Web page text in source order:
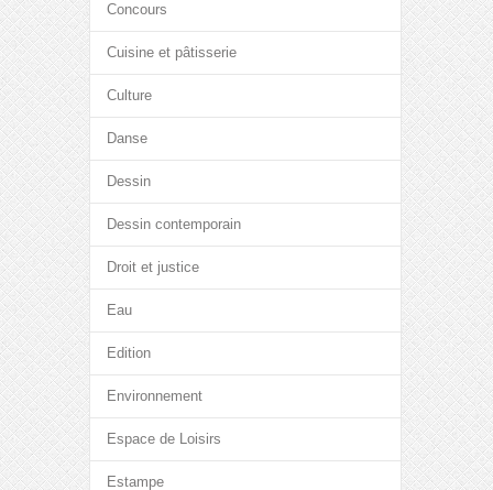
Concours
Cuisine et pâtisserie
Culture
Danse
Dessin
Dessin contemporain
Droit et justice
Eau
Edition
Environnement
Espace de Loisirs
Estampe